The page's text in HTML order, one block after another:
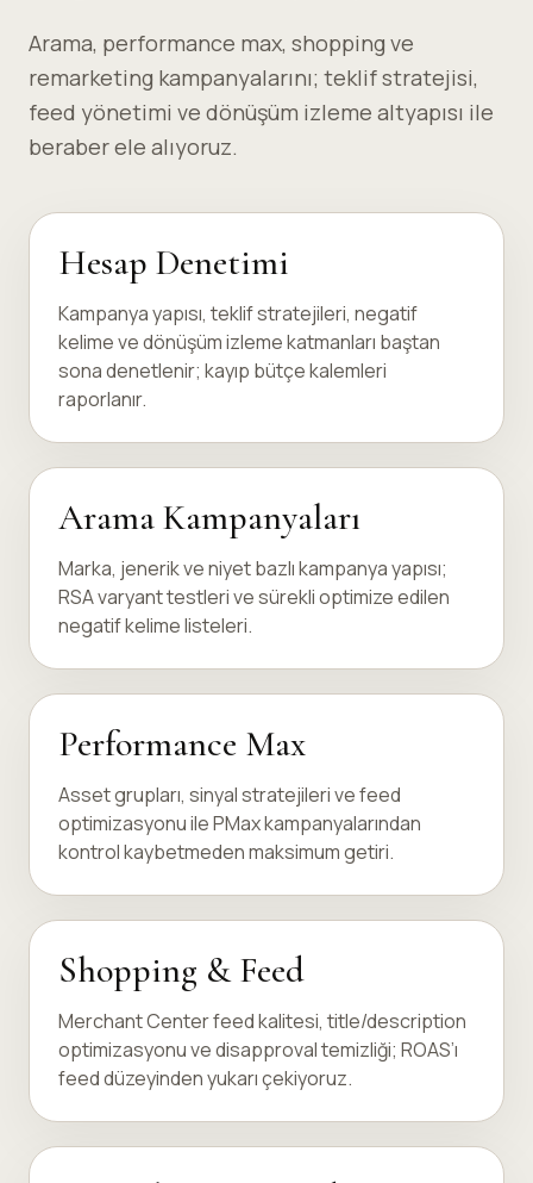
Arama, performance max, shopping ve
remarketing kampanyalarını; teklif stratejisi,
feed yönetimi ve dönüşüm izleme altyapısı ile
beraber ele alıyoruz.
Hesap Denetimi
Kampanya yapısı, teklif stratejileri, negatif
kelime ve dönüşüm izleme katmanları baştan
sona denetlenir; kayıp bütçe kalemleri
raporlanır.
Arama Kampanyaları
Marka, jenerik ve niyet bazlı kampanya yapısı;
RSA varyant testleri ve sürekli optimize edilen
negatif kelime listeleri.
Performance Max
Asset grupları, sinyal stratejileri ve feed
optimizasyonu ile PMax kampanyalarından
kontrol kaybetmeden maksimum getiri.
Shopping & Feed
Merchant Center feed kalitesi, title/description
optimizasyonu ve disapproval temizliği; ROAS’ı
feed düzeyinden yukarı çekiyoruz.